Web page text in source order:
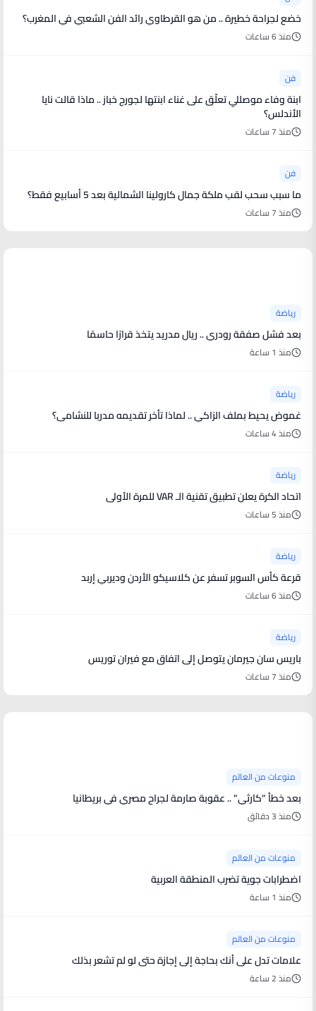
خضع لجراحة خطيرة .. من هو القرطاوي رائد الفن الشعبي في المغرب؟
منذ 6 ساعات
فن
ابنة وفاء موصللي تعلّق على غناء ابنتها لجورج خباز .. ماذا قالت نايا
الأندلس؟
منذ 7 ساعات
فن
ما سبب سحب لقب ملكة جمال كارولينا الشمالية بعد 5 أسابيع فقط؟
منذ 7 ساعات
رياضة
بعد فشل صفقة رودري .. ريال مدريد يتخذ قرارًا حاسمًا
منذ 1 ساعة
رياضة
غموض يحيط بملف الزاكي .. لماذا تأخر تقديمه مدربا للنشامى؟
منذ 4 ساعات
رياضة
اتحاد الكرة يعلن تطبيق تقنية الـ VAR للمرة الأولى
منذ 5 ساعات
رياضة
قرعة كأس السوبر تسفر عن كلاسيكو الأردن وديربي إربد
منذ 6 ساعات
رياضة
باريس سان جيرمان يتوصل إلى اتفاق مع فيران توريس
منذ 7 ساعات
منوعات من العالم
بعد خطأ "كارثي" .. عقوبة صارمة لجراح مصري في بريطانيا
منذ 3 دقائق
منوعات من العالم
اضطرابات جوية تضرب المنطقة العربية
منذ 1 ساعة
منوعات من العالم
علامات تدل على أنك بحاجة إلى إجازة حتى لو لم تشعر بذلك
منذ 2 ساعة